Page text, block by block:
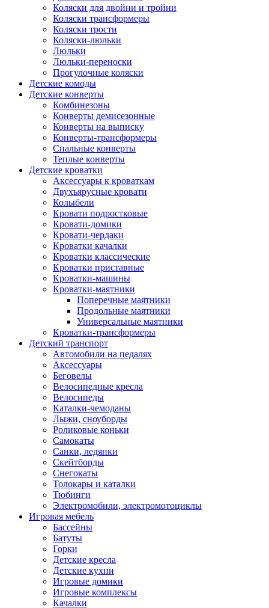
Коляски для двойни и тройни
Коляски трансформеры
Коляски трости
Коляски-люльки
Люльки
Люльки-переноски
Прогулочные коляски
Детские комоды
Детские конверты
Комбинезоны
Конверты демисезонные
Конверты на выписку
Конверты-трансформеры
Спальные конверты
Теплые конверты
Детские кроватки
Аксессуары к кроваткам
Двухъярусные кровати
Колыбели
Кровати подростковые
Кровати-домики
Кровати-чердаки
Кроватки качалки
Кроватки классические
Кроватки приставные
Кроватки-машины
Кроватки-маятники
Поперечные маятники
Продольные маятники
Универсальные маятники
Кроватки-трансформеры
Детский транспорт
Автомобили на педалях
Аксессуары
Беговелы
Велосипедные кресла
Велосипеды
Каталки-чемоданы
Лыжи, сноуборды
Роликовые коньки
Самокаты
Санки, ледянки
Скейтборды
Снегокаты
Толокары и каталки
Тюбинги
Электромобили, электромотоциклы
Игровая мебель
Бассейны
Батуты
Горки
Детские кресла
Детские кухни
Игровые домики
Игровые комплексы
Качалки